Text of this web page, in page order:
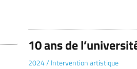
10 ans de
2024/Intervention artistique